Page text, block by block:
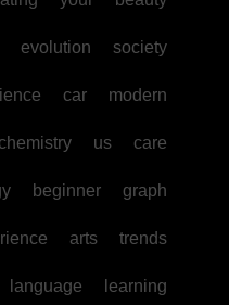
evolution society
car modern
chemistry us care
beginner graph
arts trends
language learning